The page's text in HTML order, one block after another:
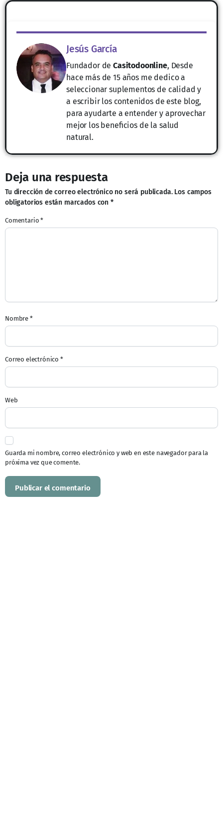
Jesús García
Fundador deCasitodoonline, Desde
hace más de 15 años me dedico a
seleccionar suplementos de calidad y
a escribir los contenidos de este blog,
para ayudarte a entender y aprovechar
mejor los beneficios de la salud
natural.
Deja una respuesta
Tu dirección de correo electrónico no será publicada. Los campos
obligatorios están marcados con *
Comentario*
Nombre *
Correo electrónico *
Web
Guarda mi nombre, correo electrónico y web en este navegador para la
próxima vez que comente.